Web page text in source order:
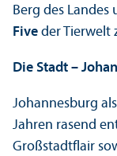
Berg des
Five der Tierwelt
Die Stadt –
Johannesburg
Jahren rasend
Großstadtflair